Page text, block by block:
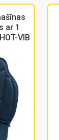
ar 1
VIB